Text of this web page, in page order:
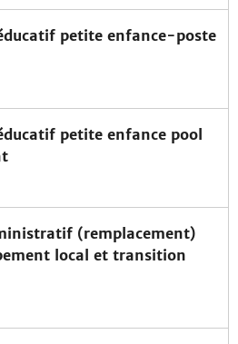
petite enfance-poste
petite enfance pool
(remplacement)
local et transition